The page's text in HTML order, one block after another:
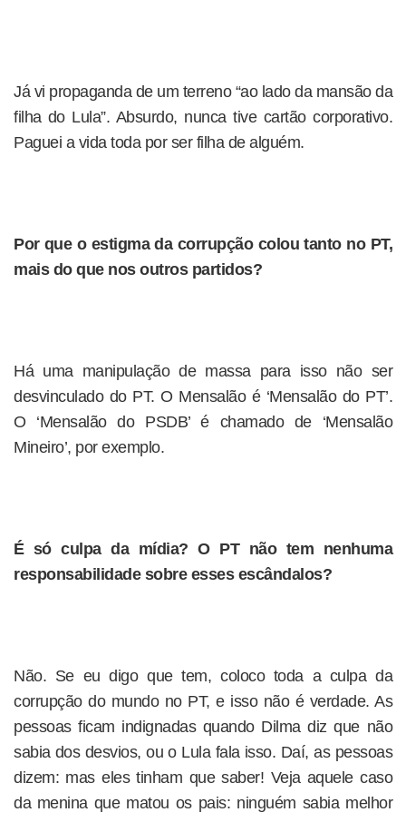
Já vi propaganda de um terreno “ao lado da mansão da
filha do Lula”. Absurdo, nunca tive cartão corporativo.
Paguei a vida toda por ser filha de alguém.
Por que o estigma da corrupção colou tanto no PT,
mais do que nos outros partidos?
Há uma manipulação de massa para isso não ser
desvinculado do PT. O Mensalão é ‘Mensalão do PT’.
O ‘Mensalão do PSDB’ é chamado de ‘Mensalão
Mineiro’, por exemplo.
É só culpa da mídia? O PT não tem nenhuma
responsabilidade sobre esses escândalos?
Não. Se eu digo que tem, coloco toda a culpa da
corrupção do mundo no PT, e isso não é verdade. As
pessoas ficam indignadas quando Dilma diz que não
sabia dos desvios, ou o Lula fala isso. Daí, as pessoas
dizem: mas eles tinham que saber! Veja aquele caso
da menina que matou os pais: ninguém sabia melhor